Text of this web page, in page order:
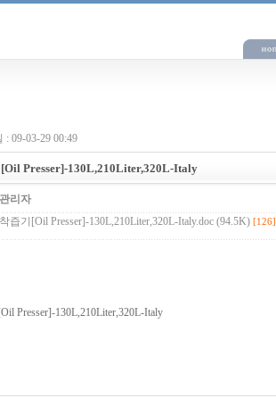
: 09-03-29 00:49
Presser]-130L,210Liter,320L-Italy
관리자
즙기[Oil Presser]-130L,210Liter,320L-Italy.doc (94.5K) [126]
Presser]-130L,210Liter,320L-Italy